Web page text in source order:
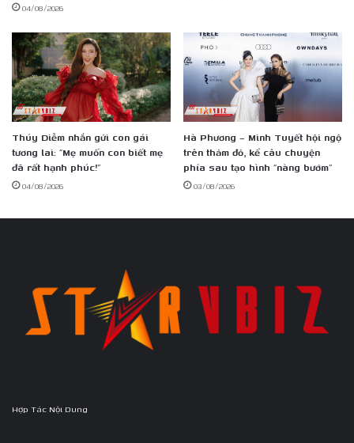
04/08/2026
Thúy Diễm nhắn gửi con gái
tương lai: “Mẹ muốn con biết mẹ
đã rất hạnh phúc!”
04/08/2026
Hà Phương – Minh Tuyết hội ngộ
trên thảm đỏ, kể câu chuyện
phía sau tạo hình “nàng bướm”
03/08/2026
Hợp Tác Nội Dung